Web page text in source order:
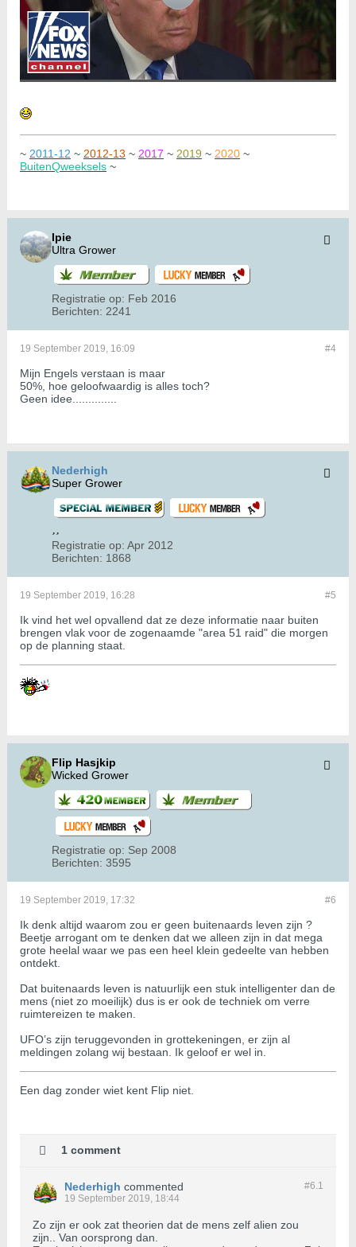
~ 2011-12 ~ 2012-13 ~ 2017 ~ 2019 ~ 2020 ~
BuitenQweeksels ~
Ipie
Ultra Grower
Registratie op: Feb 2016
Berichten: 2241
#4
19 September 2019, 16:09
Mijn Engels verstaan is maar
50%, hoe geloofwaardig is alles toch?
Geen idee..............
Nederhigh
Super Grower
Registratie op: Apr 2012
Berichten: 1868
#5
19 September 2019, 16:28
Ik vind het wel opvallend dat ze deze informatie naar buiten
brengen vlak voor de zogenaamde "area 51 raid" die morgen
op de planning staat.
Flip Hasjkip
Wicked Grower
Registratie op: Sep 2008
Berichten: 3595
#6
19 September 2019, 17:32
Ik denk altijd waarom zou er geen buitenaards leven zijn ?
Beetje arrogant om te denken dat we alleen zijn in dat mega
grote heelal waar we pas een heel klein gedeelte van hebben
ontdekt.
Dat buitenaards leven is natuurlijk een stuk intelligenter dan de
mens (niet zo moeilijk) dus is er ook de techniek om verre
ruimtereizen te maken.
UFO’s zijn teruggevonden in grottekeningen, er zijn al
meldingen zolang wij bestaan. Ik geloof er wel in.
Een dag zonder wiet kent Flip niet.
1 comment
#6.1
Nederhigh commented
19 September 2019, 18:44
Zo zijn er ook zat theorien dat de mens zelf alien zou
zijn.. Van oorsprong dan.